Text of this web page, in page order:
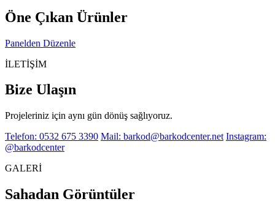
Öne Çıkan Ürünler
Panelden Düzenle
İLETİŞİM
Bize Ulaşın
Projeleriniz için aynı gün dönüş sağlıyoruz.
Telefon: 0532 675 3390 Mail: barkod@barkodcenter.net Instagram:
@barkodcenter
GALERİ
Sahadan Görüntüler